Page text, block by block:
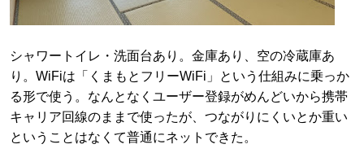
シャワートイレ・洗面台あり。金庫あり、空の冷蔵庫あ
り。WiFiは「くまもとフリーWiFi」という仕組みに乗っか
る形で使う。なんとなくユーザー登録がめんどいから携帯
キャリア回線のままで使ったが、つながりにくいとか重い
ということはなくて普通にネットできた。